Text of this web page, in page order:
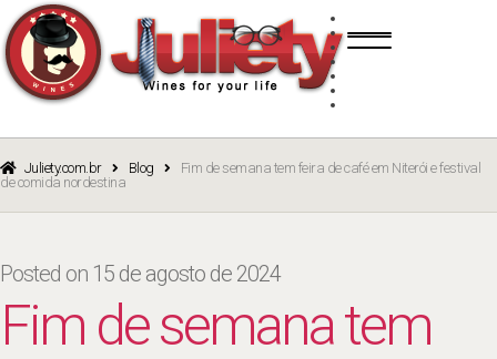
navigation
content
BRANCO
ROSÉ
Juliety.com.br Blog
Fim de semana tem feira de café em Niterói e festival
de comida nordestina
Posted on 15 de agosto de 2024
Fim de semana tem